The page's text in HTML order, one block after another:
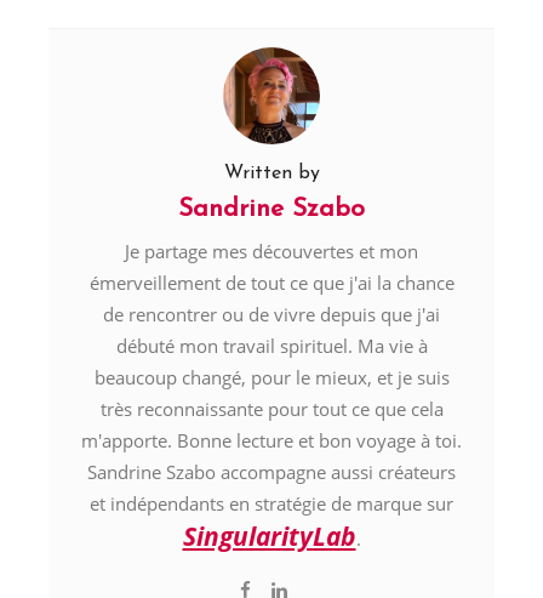
Written by
Sandrine Szabo
Je partage mes découvertes et mon
émerveillement de tout ce que j'ai la chance
de rencontrer ou de vivre depuis que j'ai
débuté mon travail spirituel. Ma vie à
beaucoup changé, pour le mieux, et je suis
très reconnaissante pour tout ce que cela
m'apporte. Bonne lecture et bon voyage à toi.
Sandrine Szabo accompagne aussi créateurs
et indépendants en stratégie de marque sur
SingularityLab.